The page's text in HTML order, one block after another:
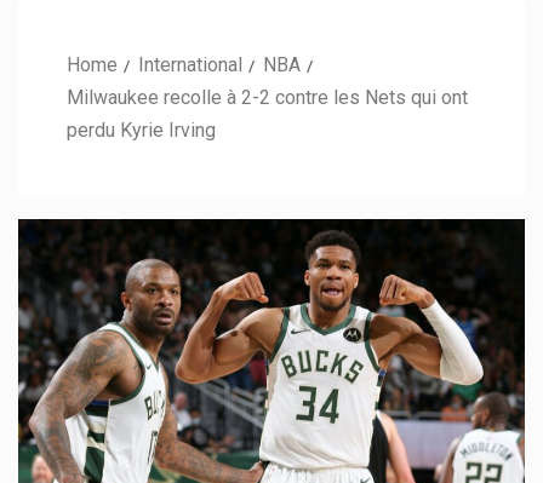
Home International
NBA
Milwaukee recolle à 2-2 contre les Nets qui ont
perdu Kyrie Irving